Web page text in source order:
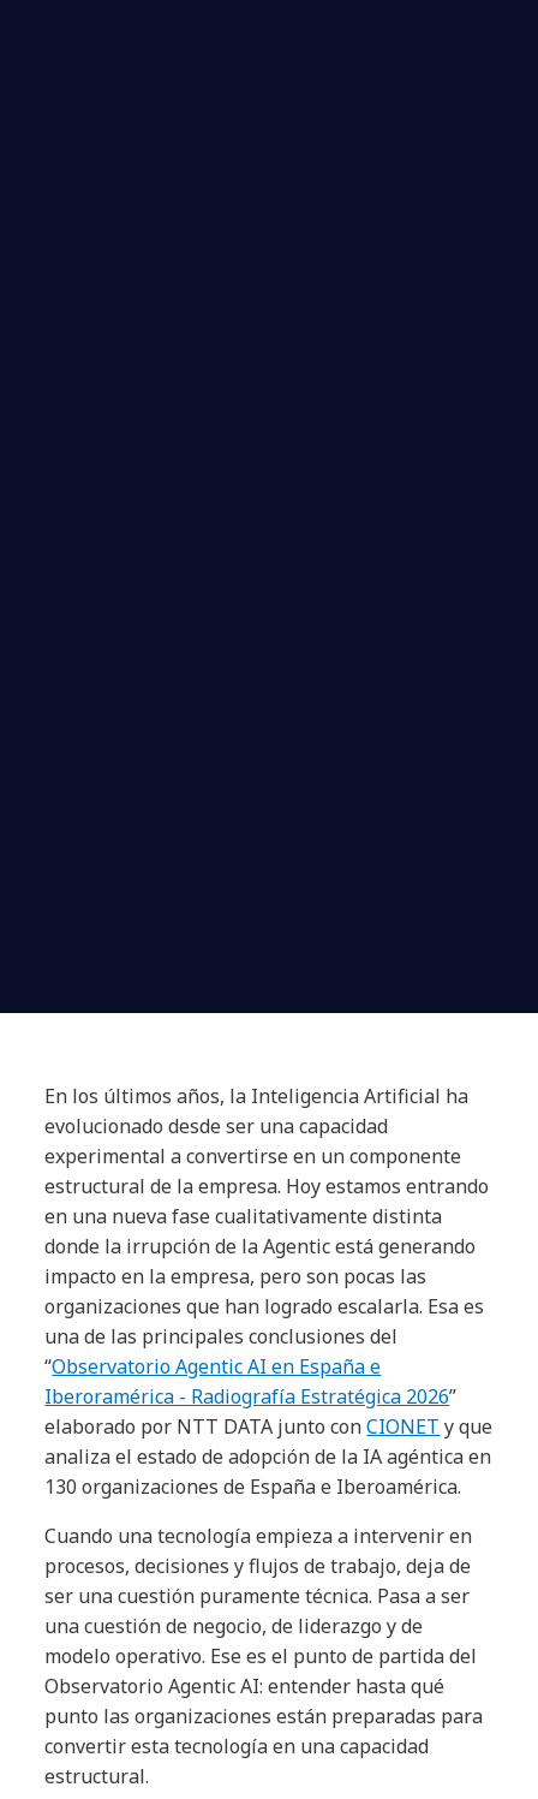
En los últimos años, la Inteligencia Artificial ha
evolucionado desde ser una capacidad
experimental a convertirse en un componente
estructural de la empresa. Hoy estamos entrando
en una nueva fase cualitativamente distinta
donde la irrupción de la Agentic está generando
impacto en la empresa, pero son pocas las
organizaciones que han logrado escalarla. Esa es
una de las principales conclusiones del
“Observatorio Agentic AI en España e
Iberoramérica - Radiografía Estratégica 2026”
elaborado por NTT DATA junto conCIONET y que
analiza el estado de adopción de la IA agéntica en
130 organizaciones de España e Iberoamérica.
Cuando una tecnología empieza a intervenir en
procesos, decisiones y flujos de trabajo, deja de
ser una cuestión puramente técnica. Pasa a ser
una cuestión de negocio, de liderazgo y de
modelo operativo. Ese es el punto de partida del
Observatorio Agentic AI: entender hasta qué
punto las organizaciones están preparadas para
convertir esta tecnología en una capacidad
estructural.